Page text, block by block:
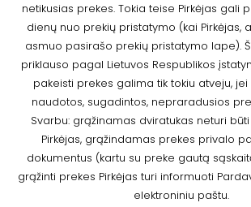
netikusias prekes. Tokia teise Pirkėjas gali
dienų nuo prekių pristatymo (kai Pirkėjas,
asmuo pasirašo prekių pristatymo lape).
priklauso pagal Lietuvos Respublikos
pakeisti prekes galima tik tokiu atveju,
naudotos, sugadintos, nepraradusios
Svarbu: grąžinamas dviratukas neturi
Pirkėjas, grąžindamas prekes privalo
dokumentus (kartu su preke gautą
grąžinti prekes Pirkėjas turi informuoti
elektroniniu paštu.